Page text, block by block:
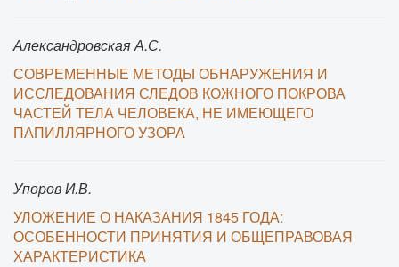
Александровская А.С.
СОВРЕМЕННЫЕ МЕТОДЫ ОБНАРУЖЕНИЯ И
ИССЛЕДОВАНИЯ СЛЕДОВ КОЖНОГО ПОКРОВА
ЧАСТЕЙ ТЕЛА ЧЕЛОВЕКА, НЕ ИМЕЮЩЕГО
ПАПИЛЛЯРНОГО УЗОРА
Упоров И.В.
УЛОЖЕНИЕ О НАКАЗАНИЯ 1845 ГОДА:
ОСОБЕННОСТИ ПРИНЯТИЯ И ОБЩЕПРАВОВАЯ
ХАРАКТЕРИСТИКА